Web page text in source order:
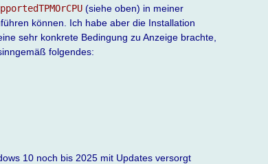
(siehe oben) in meiner
können. Ich habe aber die Installation
sehr konkrete Bedingung zu Anzeige brachte,
folgendes:
10 noch bis 2025 mit Updates versorgt